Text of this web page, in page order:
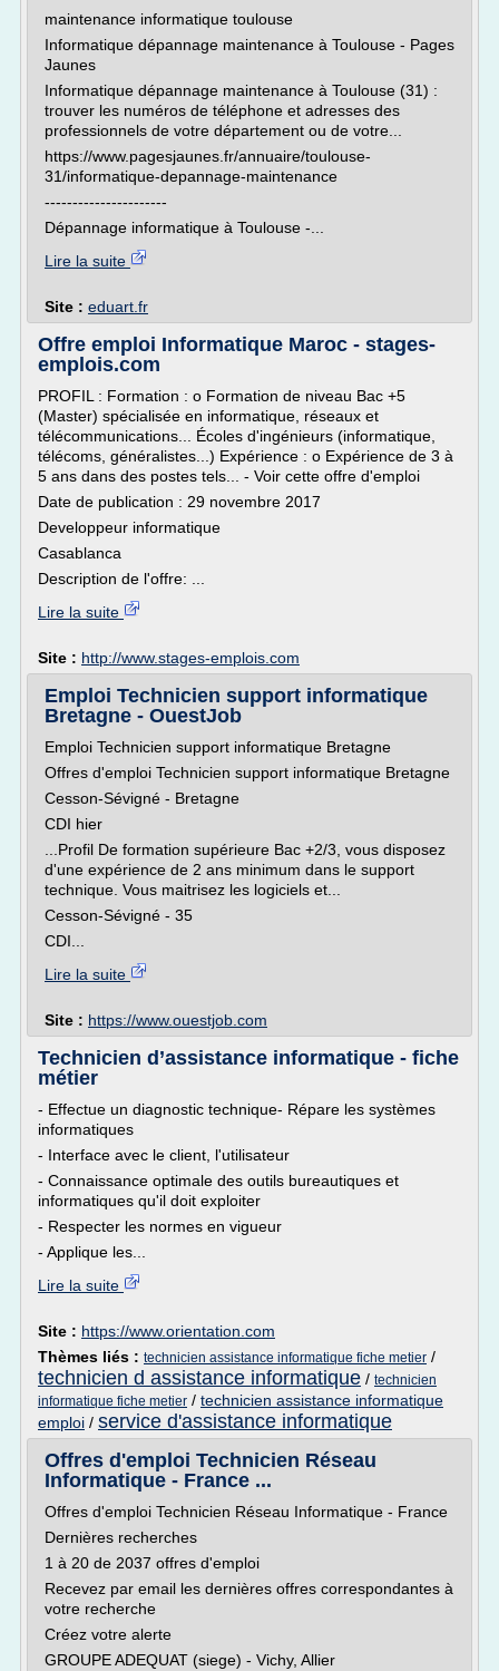
maintenance informatique toulouse
Informatique dépannage maintenance à Toulouse - Pages
Jaunes
Informatique dépannage maintenance à Toulouse (31) :
trouver les numéros de téléphone et adresses des
professionnels de votre département ou de votre...
https://www.pagesjaunes.fr/annuaire/toulouse-
31/informatique-depannage-maintenance
----------------------
Dépannage informatique à Toulouse -...
Lire la suite
Site : eduart.fr
Offre emploi Informatique Maroc - stages-
emplois.com
PROFIL : Formation : o Formation de niveau Bac +5
(Master) spécialisée en informatique, réseaux et
télécommunications... Écoles d'ingénieurs (informatique,
télécoms, généralistes...) Expérience : o Expérience de 3 à
5 ans dans des postes tels... - Voir cette offre d'emploi
Date de publication : 29 novembre 2017
Developpeur informatique
Casablanca
Description de l'offre: ...
Lire la suite
Site : http://www.stages-emplois.com
Emploi Technicien support informatique
Bretagne - OuestJob
Emploi Technicien support informatique Bretagne
Offres d'emploi Technicien support informatique Bretagne
Cesson-Sévigné - Bretagne
CDI hier
...Profil De formation supérieure Bac +2/3, vous disposez
d'une expérience de 2 ans minimum dans le support
technique. Vous maitrisez les logiciels et...
Cesson-Sévigné - 35
CDI...
Lire la suite
Site : https://www.ouestjob.com
Technicien d’assistance informatique - fiche
métier
- Effectue un diagnostic technique- Répare les systèmes
informatiques
- Interface avec le client, l'utilisateur
- Connaissance optimale des outils bureautiques et
informatiques qu'il doit exploiter
- Respecter les normes en vigueur
- Applique les...
Lire la suite
Site : https://www.orientation.com
Thèmes liés : technicien assistance informatique fiche metier /
technicien d assistance informatique / technicien
informatique fiche metier / technicien assistance informatique
emploi / service d'assistance informatique
Offres d'emploi Technicien Réseau
Informatique - France ...
Offres d'emploi Technicien Réseau Informatique - France
Dernières recherches
1 à 20 de 2037 offres d'emploi
Recevez par email les dernières offres correspondantes à
votre recherche
Créez votre alerte
GROUPE ADEQUAT (siege) - Vichy, Allier